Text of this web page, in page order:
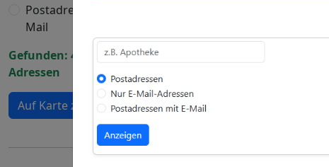
Postadressen mit E-
Mail
Gefunden: 4029
Adressen
Auf Karte zeigen
polygon
a
Draw
layers
Delete